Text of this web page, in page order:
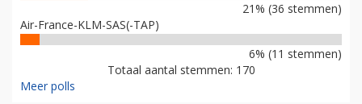
21% (36 stemmen)
Air-France-KLM-SAS(-TAP)
6% (11 stemmen)
Totaal aantal stemmen: 170
Meer polls